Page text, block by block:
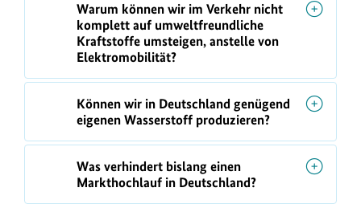
Warum können wir im Verkehr nicht
komplett auf umweltfreundliche
Kraftstoffe umsteigen, anstelle von
Elektromobilität?
Können wir in Deutschland genügend
eigenen Wasserstoff produzieren?
Was verhindert bislang einen
Markthochlauf in Deutschland?